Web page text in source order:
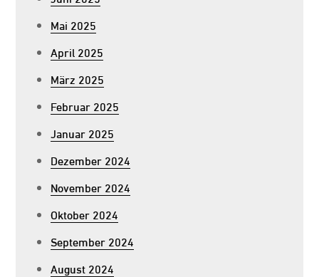
Mai 2025
April 2025
März 2025
Februar 2025
Januar 2025
Dezember 2024
November 2024
Oktober 2024
September 2024
August 2024